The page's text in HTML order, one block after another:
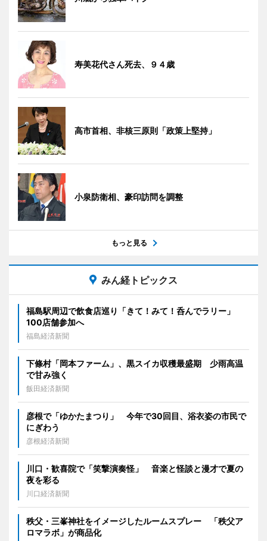
寿美花代さん死去、９４歳
高市首相、非核三原則「政策上堅持」
小泉防衛相、豪印訪問を調整
もっと見る
みん経トピックス
福島駅周辺で飲食店巡り「きて！みて！呑んでラリー」
100店舗参加へ
福島経済新聞
下條村「岡本ファーム」、黒スイカ収穫最盛期 少雨高温
で甘み強く
飯田経済新聞
彦根で「ゆかたまつり」 今年で30回目、浴衣姿の市民で
にぎわう
彦根経済新聞
川口・歓喜院で「笑撃演奏怪」 音楽と怪談と漫才で夏の
夜を彩る
川口経済新聞
秩父・三峯神社をイメージしたルームスプレー 「秩父ア
ロマラボ」が商品化